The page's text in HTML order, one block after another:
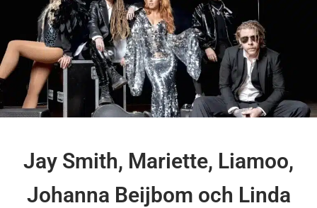
Jay Smith, Mariette, Liamoo,
Johanna Beijbom och Linda